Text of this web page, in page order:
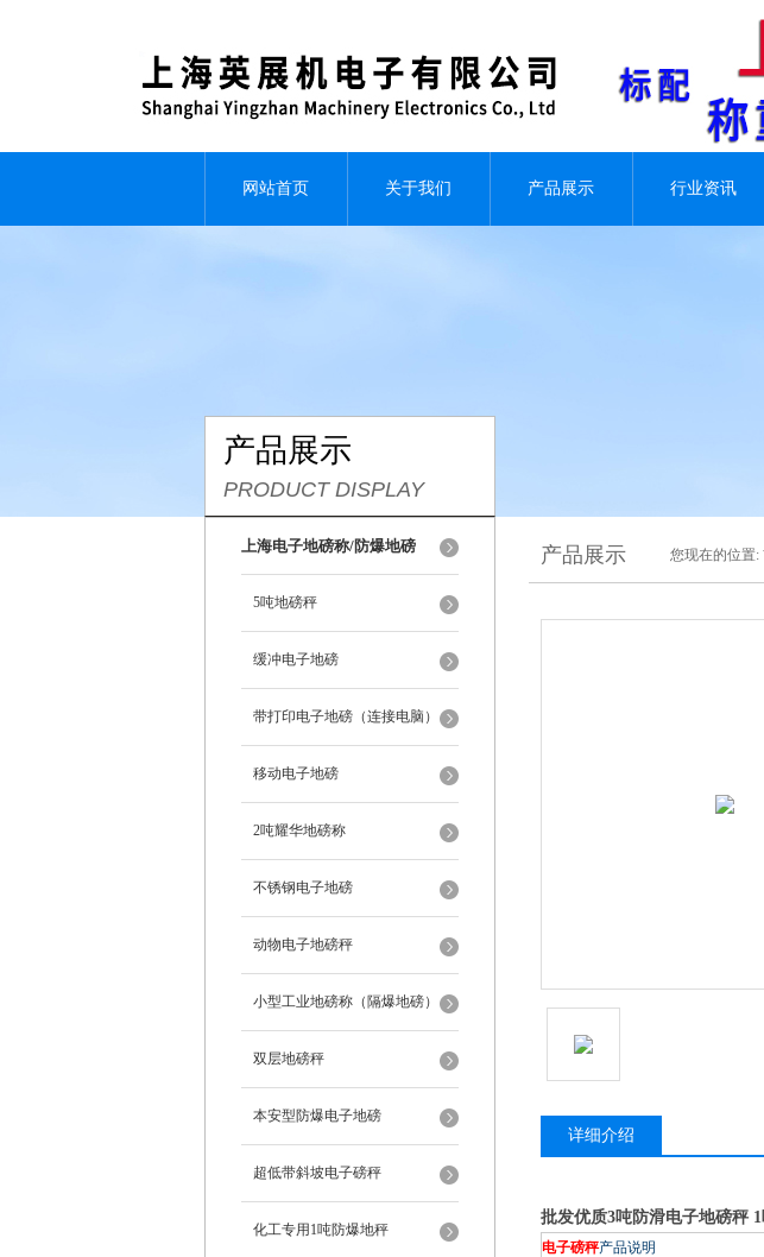
网站首页 关于我们 产品展示 行业资讯
产品展示
PRODUCT DISPLAY
上海电子地磅称/防爆地磅
5吨地磅秤
缓冲电子地磅
带打印电子地磅（连接电脑）
移动电子地磅
2吨耀华地磅称
不锈钢电子地磅
动物电子地磅秤
小型工业地磅称（隔爆地磅）
双层地磅秤
本安型防爆电子地磅
超低带斜坡电子磅秤
化工专用1吨防爆地秤
产品展示 您现在的位置:
详细介绍
批发优质3吨防滑电子地磅秤
电子磅秤产品说明